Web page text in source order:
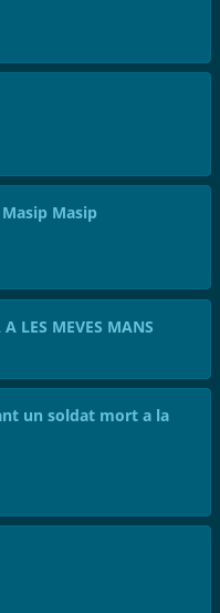
Masip Masip
LES MEVES MANS
un soldat mort a la